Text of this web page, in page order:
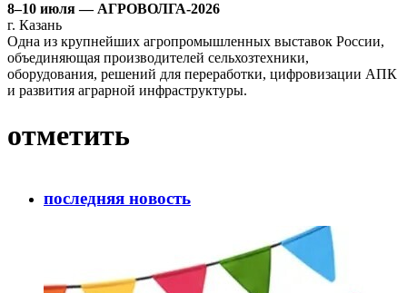
8–10 июля — АГРОВОЛГА-2026
г. Казань
Одна из крупнейших агропромышленных выставок России,
объединяющая производителей сельхозтехники,
оборудования, решений для переработки, цифровизации АПК
и развития аграрной инфраструктуры.
отметить
последняя новость